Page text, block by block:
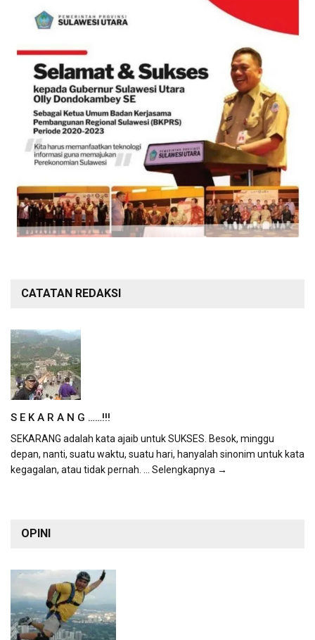
CATATAN REDAKSI
S E K A R A N G ……!!!
SEKARANG adalah kata ajaib untuk SUKSES. Besok, minggu
depan, nanti, suatu waktu, suatu hari, hanyalah sinonim untuk kata
kegagalan, atau tidak pernah.
... Selengkapnya →
OPINI